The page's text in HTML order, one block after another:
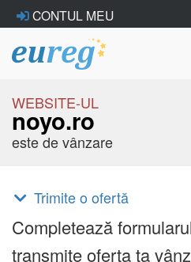
CONTUL MEU
WEBSITE-UL
noyo.ro
este de vânzare
Trimite o ofertă
Completează
transmite oferta ta